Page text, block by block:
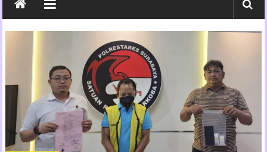
Jawa
Timur
Jawa
Timur